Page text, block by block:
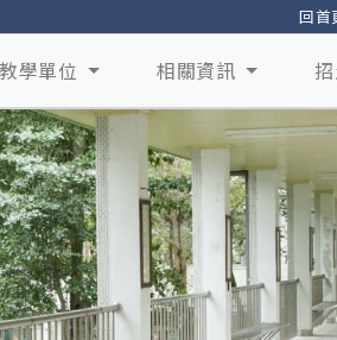
回首
教學單位 相關資訊